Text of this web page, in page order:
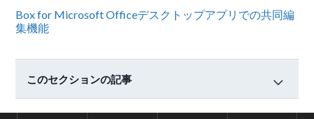
Box for Microsoft Officeデスクトップアプリでの共同編
集機能
このセクションの記事